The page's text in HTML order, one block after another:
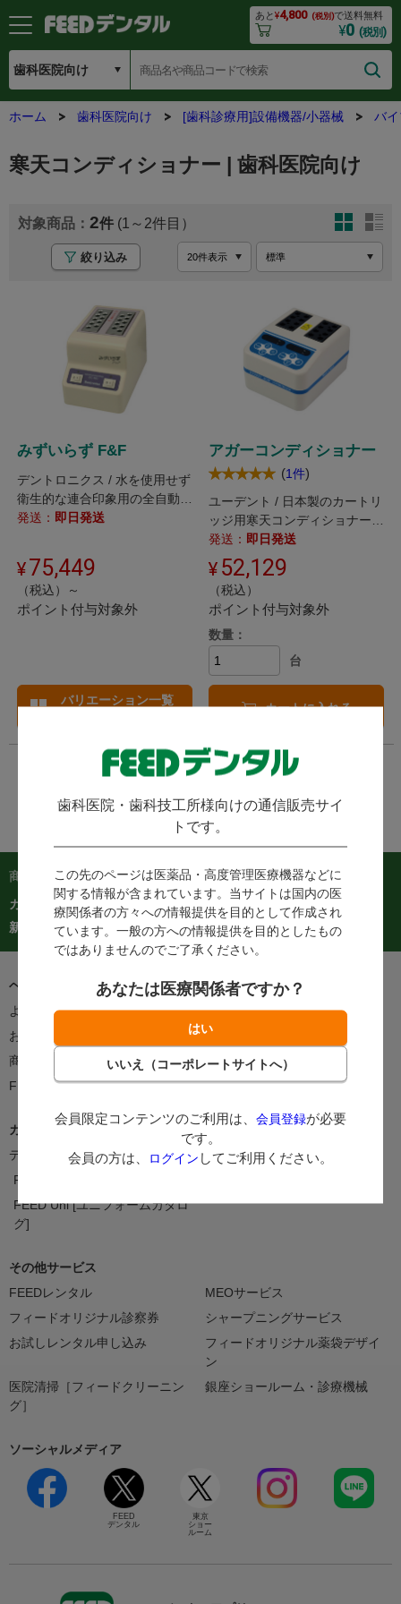
歯科医院・歯科技工所様向けの通信販売サイ
トです。
この先のページは医薬品・高度管理医療機器などに
関する情報が含まれています。当サイトは国内の医
療関係者の方々への情報提供を目的として作成され
ています。一般の方への情報提供を目的としたもの
ではありませんのでご了承ください。
あなたは医療関係者ですか？
会員限定コンテンツのご利用は、 会員登録が必要
です。
会員の方は、
ログイン してご利用ください。
あと¥4,800 (税別)で送料無料
¥0 (税別)
ホーム 歯科医院向け [歯科診療用]設備機器/小器械 バ
寒天コンディショナー | 歯科医院向け
2 (1～2
絞り込み
みずいらず F&F
デントロニクス / 水を使用せず
衛生的な連合印象用の全自動コ
ンディショナー。
発送： 即日発送
75,449
（税込）～
ポイント付与対象外
バリエーション一覧
アガーコンディショナー
(1件)
ユーデント / 日本製のカートリ
ッジ用寒天コンディショナーで
す。
発送： 即日発送
52,129
（税込）
ポイント付与対象外
数量：
台
カートに入れる
商品を探す：
カテゴリーから探す
商品コードからご注文
在庫処分市
新着商品
人気商品TOP40 カタログ
ヘルプ＆ガイド
よくあるご質問・お問い合わせ
ご利用案内
お客様の声をかたちに
支払方法
商品のお届けについて
返品・交換について
FEEDポイントについて
カタログ/情報誌
デジタルカタログ
カタログ請求
FEEDNOTE
FEED Uni [ユニフォームカタロ
グ]
その他サービス
FEEDレンタル
MEOサービス
フィードオリジナル診察券
シャープニングサービス
お試しレンタル申し込み
フィードオリジナル薬袋デザイ
ン
医院清掃［フィードクリーニン
グ］
銀座ショールーム・診療機械
ソーシャルメディア
FEED
デンタル
東京
ショー
ルーム